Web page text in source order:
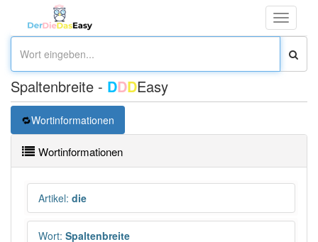
Toggle
Spaltenbreite - DDDEasy
Wortinformationen
Wortinformationen
Artikel: die
Wort: Spaltenbreite